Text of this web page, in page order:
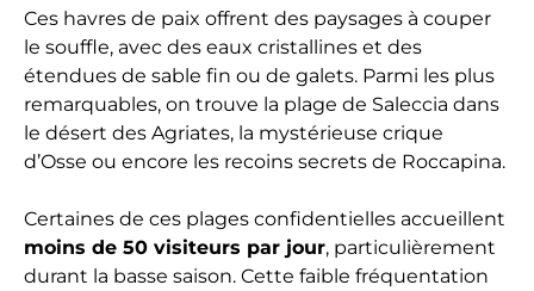
Ces havres de paix offrent des paysages à couper
le souffle, avec des eaux cristallines et des
étendues de sable fin ou de galets. Parmi les plus
remarquables, on trouve la plage de Saleccia dans
le désert des Agriates, la mystérieuse crique
d’Osse ou encore les recoins secrets de Roccapina.
Certaines de ces plages confidentielles accueillent
moins de 50 visiteurs par jour, particulièrement
durant la basse saison. Cette faible fréquentation